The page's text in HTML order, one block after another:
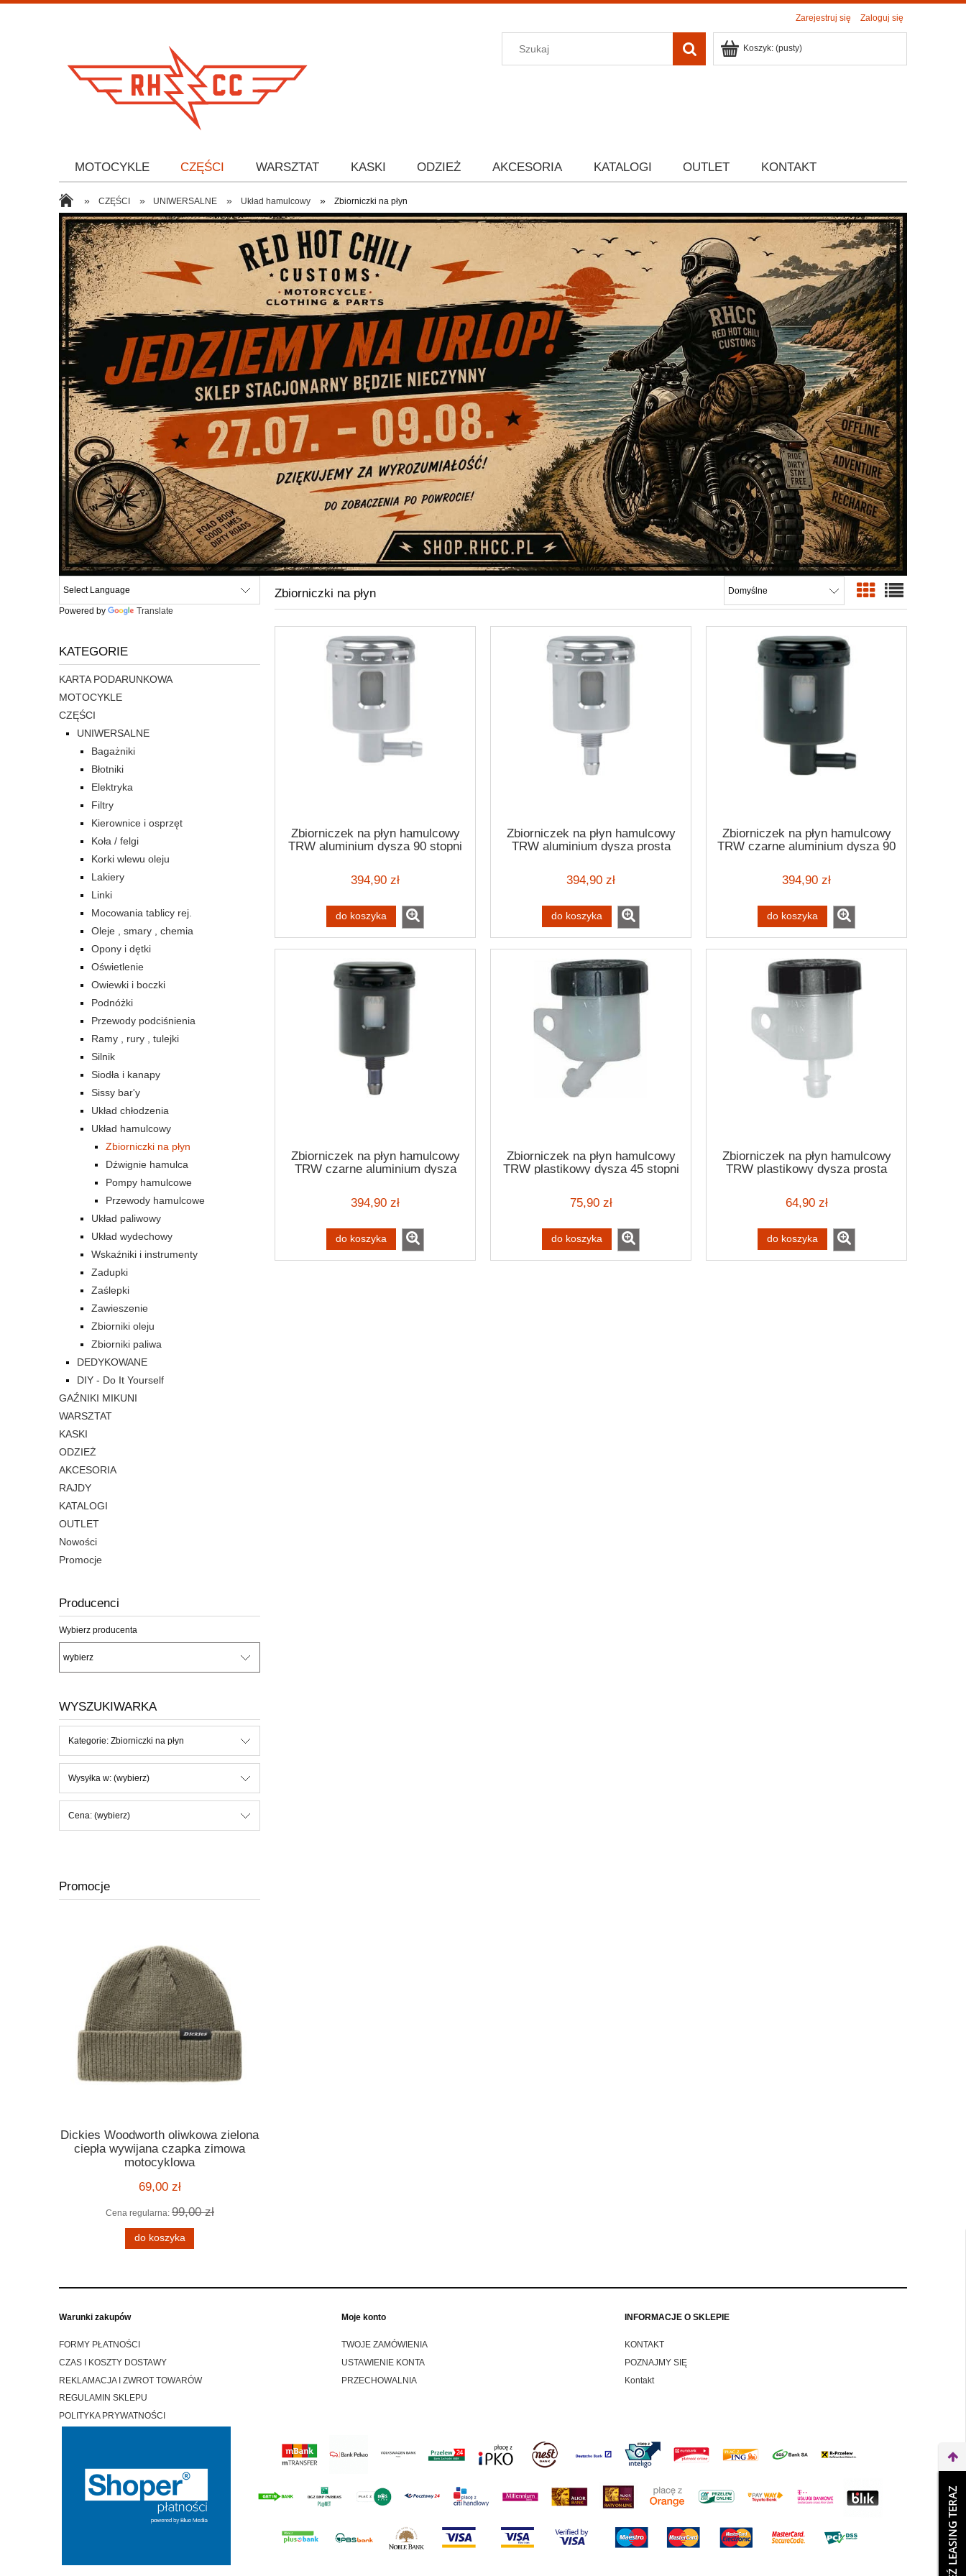
Zarejestruj się Zaloguj się
Koszyk: (pusty)
MOTOCYKLE CZĘŚCI WARSZTAT KASKI ODZIEŻ AKCESORIA KATALOGI OUTLET KONTAKT
» CZĘŚCI » UNIWERSALNE » Układ hamulcowy » Zbiorniczki na płyn
Powered by Translate
KATEGORIE
KARTA PODARUNKOWA
MOTOCYKLE
CZĘŚCI
UNIWERSALNE
Bagażniki
Błotniki
Elektryka
Filtry
Kierownice i osprzęt
Koła / felgi
Korki wlewu oleju
Lakiery
Linki
Mocowania tablicy rej.
Oleje , smary , chemia
Opony i dętki
Oświetlenie
Owiewki i boczki
Podnóżki
Przewody podciśnienia
Ramy , rury , tulejki
Silnik
Siodła i kanapy
Sissy bar'y
Układ chłodzenia
Układ hamulcowy
Zbiorniczki na płyn
Dźwignie hamulca
Pompy hamulcowe
Przewody hamulcowe
Układ paliwowy
Układ wydechowy
Wskaźniki i instrumenty
Zadupki
Zaślepki
Zawieszenie
Zbiorniki oleju
Zbiorniki paliwa
DEDYKOWANE
DIY - Do It Yourself
GAŹNIKI MIKUNI
WARSZTAT
KASKI
ODZIEŻ
AKCESORIA
RAJDY
KATALOGI
OUTLET
Nowości
Promocje
Producenci
Wybierz producenta
WYSZUKIWARKA
Kategorie: Zbiorniczki na płyn
Wysyłka w: (wybierz)
Cena: (wybierz)
Promocje
Dickies Woodworth oliwkowa zielona
ciepła wywijana czapka zimowa
motocyklowa
69,00 zł
Cena regularna: 99,00 zł
do koszyka
Zbiorniczki na płyn
Zbiorniczek na płyn hamulcowy
TRW aluminium dysza 90 stopni
394,90 zł
do koszyka
Zbiorniczek na płyn hamulcowy
TRW aluminium dysza prosta
394,90 zł
do koszyka
Zbiorniczek na płyn hamulcowy
TRW czarne aluminium dysza 90
394,90 zł
do koszyka
Zbiorniczek na płyn hamulcowy
TRW czarne aluminium dysza
394,90 zł
do koszyka
Zbiorniczek na płyn hamulcowy
TRW plastikowy dysza 45 stopni
75,90 zł
do koszyka
Zbiorniczek na płyn hamulcowy
TRW plastikowy dysza prosta
64,90 zł
do koszyka
Warunki zakupów
FORMY PŁATNOŚCI
CZAS I KOSZTY DOSTAWY
REKLAMACJA I ZWROT TOWARÓW
REGULAMIN SKLEPU
POLITYKA PRYWATNOŚCI
Moje konto
TWOJE ZAMÓWIENIA
USTAWIENIE KONTA
PRZECHOWALNIA
INFORMACJE O SKLEPIE
KONTAKT
POZNAJMY SIĘ
Kontakt
WEŹ LEASING TERAZ